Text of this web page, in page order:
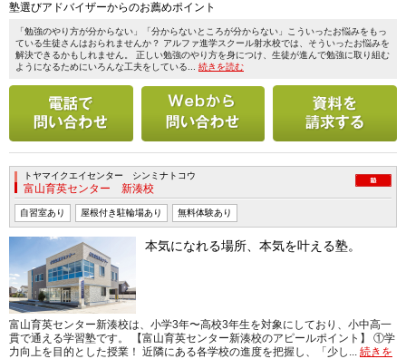
塾選びアドバイザーからのお薦めポイント
「勉強のやり方が分からない」「分からないところが分からない」こういったお悩みをもっ
ている生徒さんはおられませんか？ アルファ進学スクール射水校では、そういったお悩みを
解決できるかもしれません。 正しい勉強のやり方を身につけ、生徒が進んで勉強に取り組む
ようになるためにいろんな工夫をしている... 続きを読む
電話で問い合わせるメールで問い合わせ
トヤマイクエイセンター シンミナトコウ
富山育英センター 新湊校
自習室あり 屋根付き駐輪場あり 無料体験あり
本気になれる場所、本気を叶える塾。
富山育英センター新湊校は、小学3年〜高校3年生を対象にしており、小中高一
貫で通える学習塾です。 【富山育英センター新湊校のアピールポイント】 ①学
力向上を目的とした授業！ 近隣にある各学校の進度を把握し、「少し... 続きを